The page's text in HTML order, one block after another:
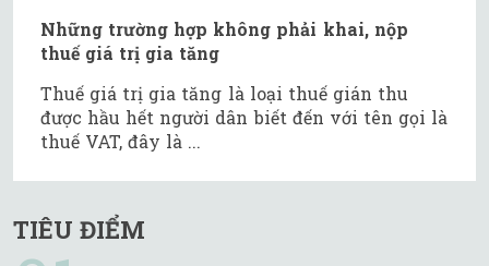
Những trường hợp không phải khai, nộp
thuế giá trị gia tăng
Thuế giá trị gia tăng là loại thuế gián thu
được hầu hết người dân biết đến với tên gọi là
thuế VAT, đây là ...
TIÊU ĐIỂM